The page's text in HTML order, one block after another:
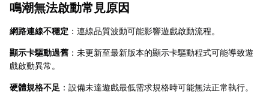
鳴潮無法啟動常見原因
網路連線不穩定 ：連線品質波動可能影響遊戲啟動流程。
顯示卡驅動過舊 ：未更新至最新版本的顯示卡驅動程式可能導致遊
戲啟動異常。
硬體規格不足 ：設備未達遊戲最低需求規格時可能無法正常執行。